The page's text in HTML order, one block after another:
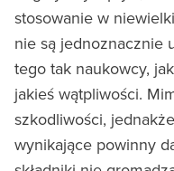
stosowanie w
nie są jednoznacznie
tego tak naukowcy,
jakieś wątpliwości.
szkodliwości,
wynikające powinny